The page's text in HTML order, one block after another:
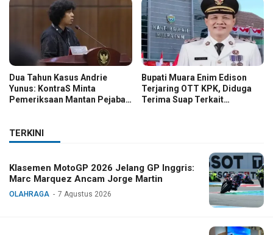
Dua Tahun Kasus Andrie
Yunus: KontraS Minta
Pemeriksaan Mantan Pejabat
Bupati Muara Enim Edison
Terjaring OTT KPK, Diduga
Terima Suap Terkait
TERKINI
Klasemen MotoGP 2026 Jelang GP Inggris:
Marc Marquez Ancam Jorge Martin
OLAHRAGA 7 Agustus 2026